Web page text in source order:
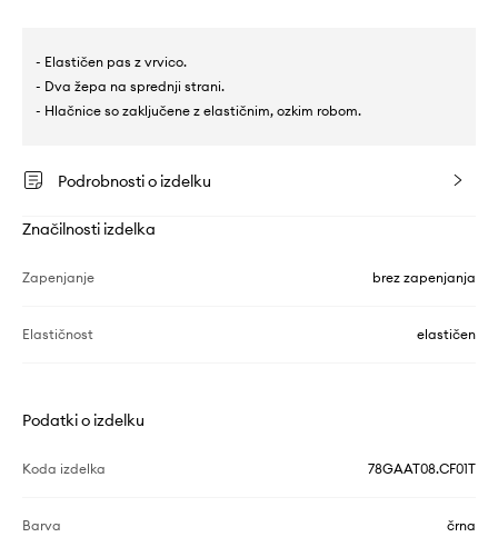
- Elastičen pas z vrvico.
- Dva žepa na sprednji strani.
- Hlačnice so zaključene z elastičnim, ozkim robom.
Podrobnosti o izdelku
Značilnosti izdelka
Zapenjanje brez zapenjanja
Elastičnost elastičen
Podatki o izdelku
Koda izdelka 78GAAT08.CF01T
Barva črna